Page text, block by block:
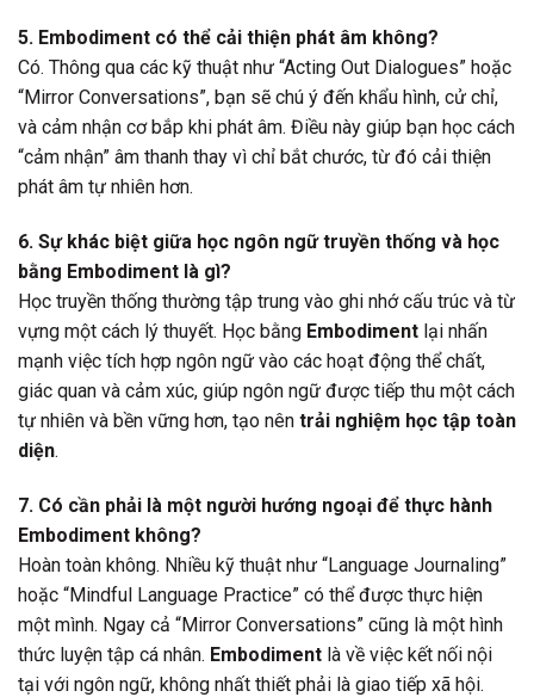
5. Embodiment có thể cải thiện phát âm không?
Có. Thông qua các kỹ thuật như “Acting Out Dialogues” hoặc
“Mirror Conversations”, bạn sẽ chú ý đến khẩu hình, cử chỉ,
và cảm nhận cơ bắp khi phát âm. Điều này giúp bạn học cách
“cảm nhận” âm thanh thay vì chỉ bắt chước, từ đó cải thiện
phát âm tự nhiên hơn.
6. Sự khác biệt giữa học ngôn ngữ truyền thống và học
bằng Embodiment là gì?
Học truyền thống thường tập trung vào ghi nhớ cấu trúc và từ
vựng một cách lý thuyết. Học bằng Embodiment lại nhấn
mạnh việc tích hợp ngôn ngữ vào các hoạt động thể chất,
giác quan và cảm xúc, giúp ngôn ngữ được tiếp thu một cách
tự nhiên và bền vững hơn, tạo nên trải nghiệm học tập toàn
diện.
7. Có cần phải là một người hướng ngoại để thực hành
Embodiment không?
Hoàn toàn không. Nhiều kỹ thuật như “Language Journaling”
hoặc “Mindful Language Practice” có thể được thực hiện
một mình. Ngay cả “Mirror Conversations” cũng là một hình
thức luyện tập cá nhân. Embodiment là về việc kết nối nội
tại với ngôn ngữ, không nhất thiết phải là giao tiếp xã hội.